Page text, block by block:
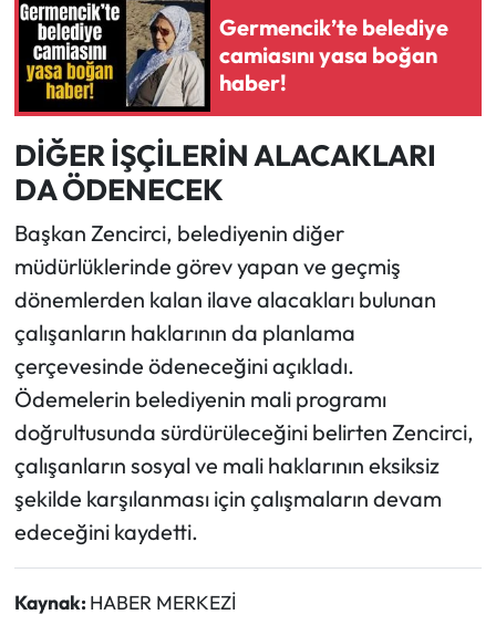
Germencik’te belediye
camiasını yasa boğan
haber!
DİĞER İŞÇİLERİN ALACAKLARI
DA ÖDENECEK
Başkan Zencirci, belediyenin diğer
müdürlüklerinde görev yapan ve geçmiş
dönemlerden kalan ilave alacakları bulunan
çalışanların haklarının da planlama
çerçevesinde ödeneceğini açıkladı.
Ödemelerin belediyenin mali programı
doğrultusunda sürdürüleceğini belirten Zencirci,
çalışanların sosyal ve mali haklarının eksiksiz
şekilde karşılanması için çalışmaların devam
edeceğini kaydetti.
Kaynak: HABER MERKEZİ